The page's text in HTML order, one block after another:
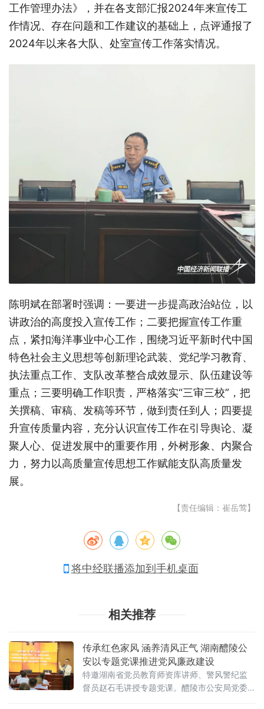
工作管理办法》，并在各支部汇报2024年来宣传工
作情况、存在问题和工作建议的基础上，点评通报了
2024年以来各大队、处室宣传工作落实情况。
陈明斌在部署时强调：一要进一步提高政治站位，以
讲政治的高度投入宣传工作；二要把握宣传工作重
点，紧扣海洋事业中心工作，围绕习近平新时代中国
特色社会主义思想等创新理论武装、党纪学习教育、
执法重点工作、支队改革整合成效显示、队伍建设等
重点；三要明确工作职责，严格落实“三审三校”，把
关撰稿、审稿、发稿等环节，做到责任到人；四要提
升宣传质量内容，充分认识宣传工作在引导舆论、凝
聚人心、促进发展中的重要作用，外树形象、内聚合
力，努力以高质量宣传思想工作赋能支队高质量发
展。
【责任编辑：崔岳莺】
将中经联播添加到手机桌面
相关推荐
传承红色家风 涵养清风正气 湖南醴陵公
安以专题党课推进党风廉政建设
特邀湖南省党员教育师资库讲师、警风警纪监
督员赵石毛讲授专题党课。醴陵市公安局党委